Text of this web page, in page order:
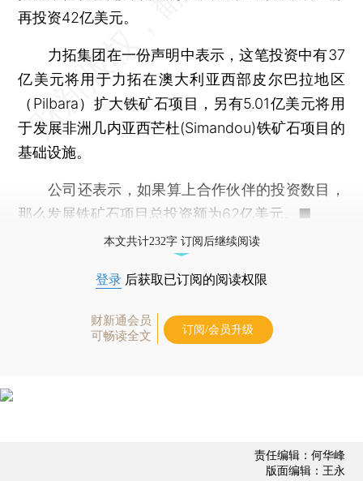
再投资42亿美元。
力拓集团在一份声明中表示，这笔投资中有37
亿美元将用于力拓在澳大利亚西部皮尔巴拉地区
（Pilbara）扩大铁矿石项目，另有5.01亿美元将用
于发展非洲几内亚西芒杜(Simandou)铁矿石项目的
基础设施。
公司还表示，如果算上合作伙伴的投资数目，
那么发展铁矿石项目总投资额为62亿美元。■
本文共计232字 订阅后继续阅读
登录 后获取已订阅的阅读权限
财新通会员
可畅读全文
订阅/会员升级
责任编辑：何华峰
版面编辑：王永